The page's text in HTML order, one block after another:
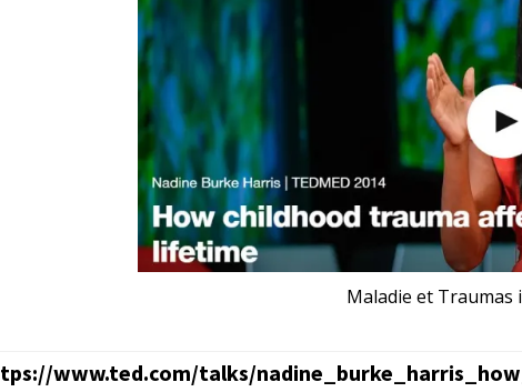
Maladie et Traumas
www.ted.com/talks/